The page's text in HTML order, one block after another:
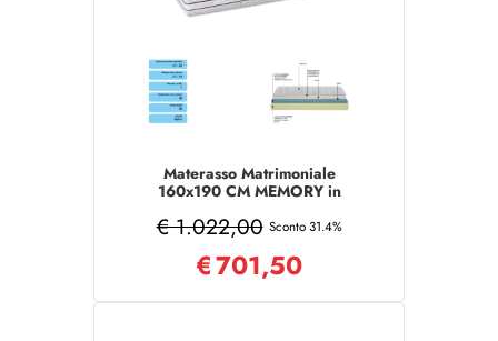
Materasso Matrimoniale
160x190 CM MEMORY in
€ 1.022,00 Sconto 31.4%
€701,50